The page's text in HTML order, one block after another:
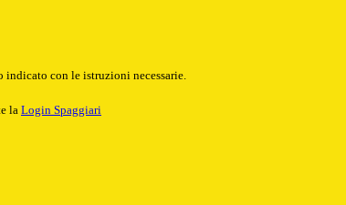
con le istruzioni necessarie.
la Login Spaggiari